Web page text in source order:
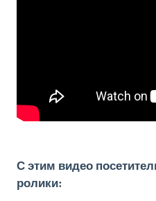
С этим видео
ролики: